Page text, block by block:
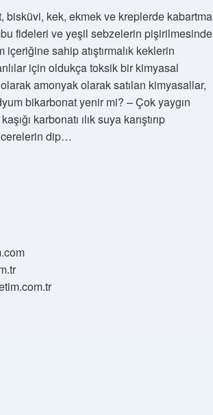
bisküvi, kek, ekmek ve kreplerde kabartma
fideleri ve yeşil sebzelerin pişirilmesinde
sahip atıştırmalık keklerin
için oldukça toksik bir kimyasal
amonyak olarak satılan kimyasallar,
bikarbonat yenir mi? – Çok yaygın
karbonatı ılık suya karıştırıp
dip…